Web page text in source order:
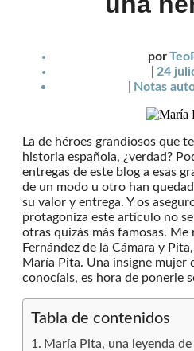
por
24
Notas
La de héroes grandiosos que
historia española, ¿verdad?
entregas de este blog a esas
de un modo u otro han
su valor y entrega. Y os
protagoniza este artículo no
otras quizás más famosas.
Fernández de la Cámara y
María Pita. Una insigne mujer
conocíais, es hora de ponerle
Tabla de contenidos
María Pita, una leyenda